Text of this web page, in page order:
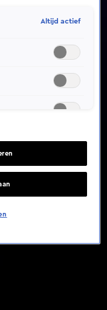
Altijd actief